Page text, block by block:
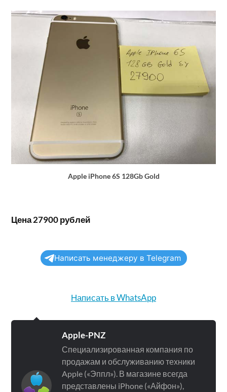
Apple iPhone 6S 128Gb Gold
Цена 27900 рублей
Написать менеджеру в Telegram
Написать в WhatsApp
Apple-PNZ
Специализированная компания по
продажам и обслуживанию техники
Apple («Эппл»). В магазине всегда
представлены iPhone («Айфон»),